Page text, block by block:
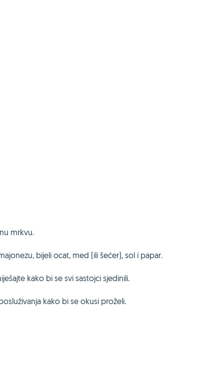
mrkvu.
bijeli ocat, med (ili šećer), sol i papar.
kako bi se svi sastojci sjedinili.
kako bi se okusi proželi.